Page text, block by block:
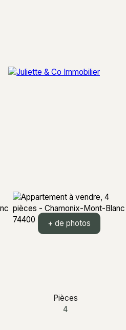
VENDRE SECTEURS
12 03 25 87
+ de photos
Pièces
4